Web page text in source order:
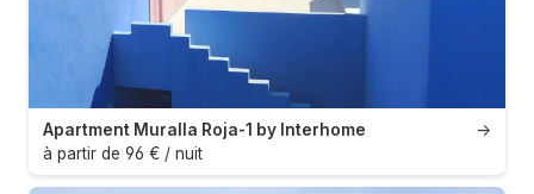
→
Apartment Muralla Roja-1 by Interhome
à partir de 96 € / nuit